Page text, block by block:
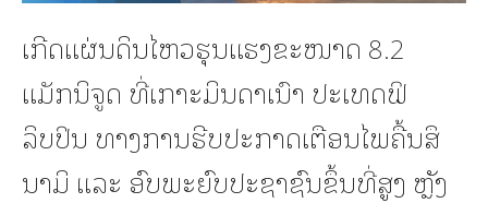
ເກີດແຜ່ນດິນໄຫວຮຸນແຮງຂະໜາດ 8.2
ແມັກນິຈູດ ທີ່ເກາະມິນດາເນົາ ປະເທດຟິ
ລິບປິນ ທາງການຮີບປະກາດເຕືອນໄພຄື້ນສຶ
ນາມິ ແລະ ອົບພະຍົບປະຊາຊົນຂຶ້ນທີ່ສູງ ຫຼັງ